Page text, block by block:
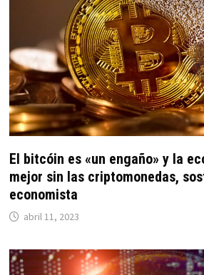
El bitcóin es «un engaño» y la
mejor sin las criptomonedas,
economista
abril 11, 2023